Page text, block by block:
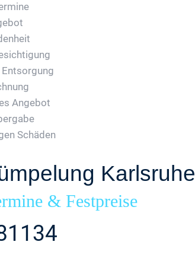
Angebot
Schäden
Karlsruhe
& Festpreise